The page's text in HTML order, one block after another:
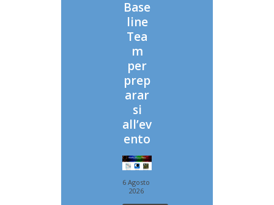
Base
line
Tea
m
per
prep
arar
si
all’ev
ento
6 Agosto
2026